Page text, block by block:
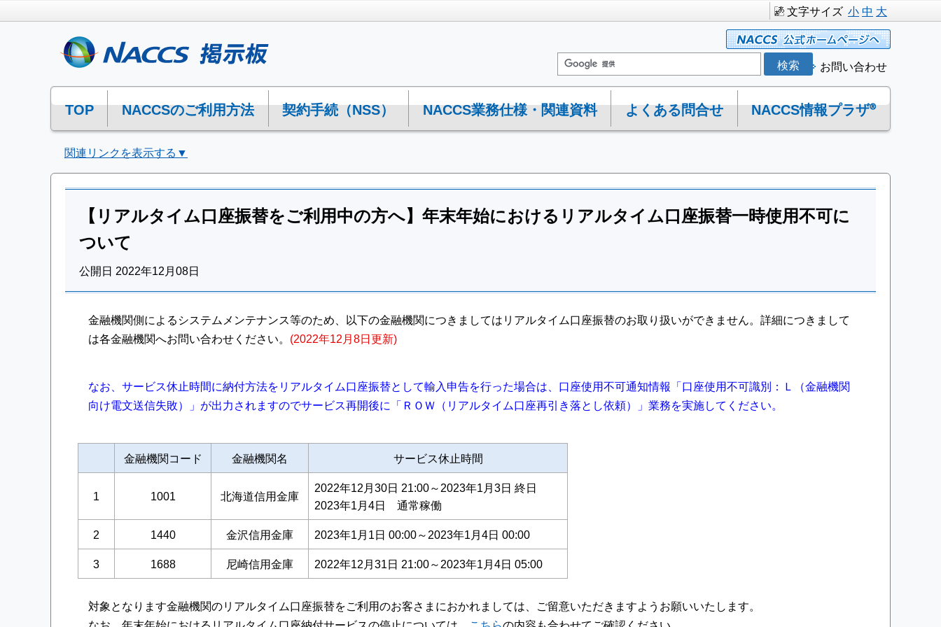
文字サイズ 小中 大
お問い合わせ
TOP NACCSのご利用方法 契約手続（NSS） NACCS業務仕様・関連資料 よくある問合せ NACCS情報プラザ®
関連リンクを表示する▼
【リアルタイム口座振替をご利用中の方へ】年末年始におけるリアルタイム口座振替一時使用不可に
ついて
公開日 2022年12月08日
金融機関側によるシステムメンテナンス等のため、以下の金融機関につきましてはリアルタイム口座振替のお取り扱いができません。詳細につきまして
は各金融機関へお問い合わせください。 (2022年12月8日更新)
なお、サービス休止時間に納付方法をリアルタイム口座振替として輸入申告を行った場合は、口座使用不可通知情報「口座使用不可識別：Ｌ（金融機関
向け電文送信失敗）」が出力されますのでサービス再開後に「ＲＯＷ（リアルタイム口座再引き落とし依頼）」業務を実施してください。
金融機関コード 金融機関名 サービス休止時間
1 1001 北海道信用金庫
2022年12月30日 21:00～2023年1月3日 終日
2023年1月4日 通常稼働
2
1440 金沢信用金庫
2023年1月1日 00:00～2023年1月4日 00:00
3
1688 尼崎信用金庫 2022年12月31日 21:00～2023年1月4日 05:00
対象となります金融機関のリアルタイム口座振替をご利用のお客さまにおかれましては、ご留意いただきますようお願いいたします。